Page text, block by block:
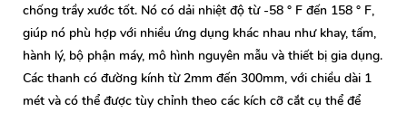
chống trầy xước tốt. Nó có dải nhiệt độ từ -58 ° F đến 158 ° F,
giúp nó phù hợp với nhiều ứng dụng khác nhau như khay, tấm,
hành lý, bộ phận máy, mô hình nguyên mẫu và thiết bị gia dụng.
Các thanh có đường kính từ 2mm đến 300mm, với chiều dài 1
mét và có thể được tùy chỉnh theo các kích cỡ cắt cụ thể để